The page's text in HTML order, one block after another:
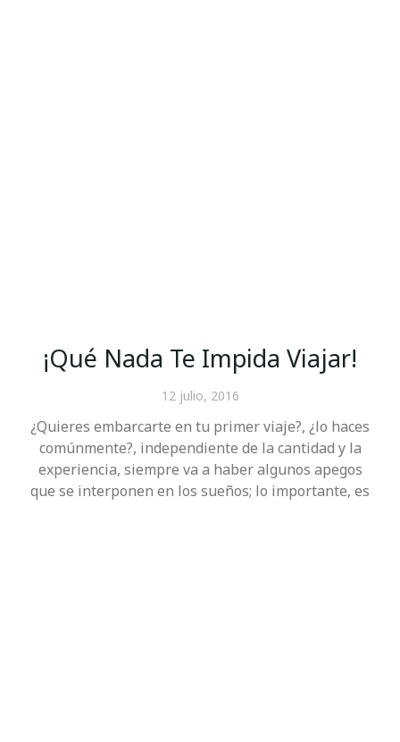
¡Qué Nada Te Impida Viajar!
12 julio, 2016
¿Quieres embarcarte en tu primer viaje?, ¿lo haces
comúnmente?, independiente de la cantidad y la
experiencia, siempre va a haber algunos apegos
que se interponen en los sueños; lo importante, es